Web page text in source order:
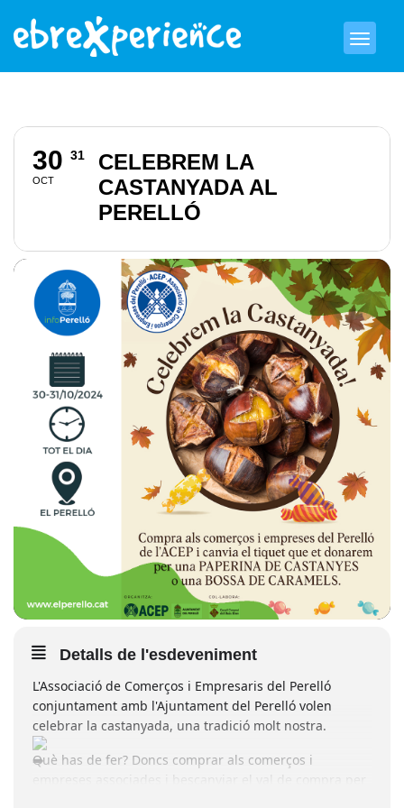
30
OCT
31
CELEBREM LA
CASTANYADA AL
PERELLÓ
Detalls de l'esdeveniment
L'Associació de Comerços i Empresaris del Perelló
conjuntament amb l'Ajuntament del Perelló volen
celebrar la castanyada, una tradició molt nostra.
Què has de fer? Doncs comprar als comerços i